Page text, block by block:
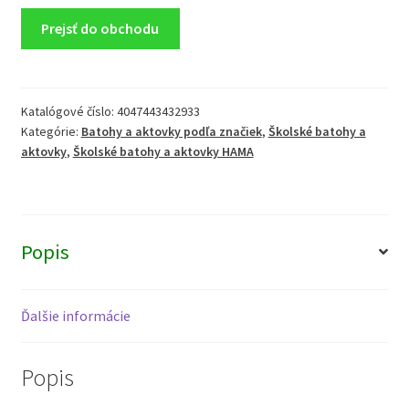
Prejsť do obchodu
Katalógové číslo: 4047443432933
Kategórie: Batohy a aktovky podľa značiek, Školské batohy a
aktovky, Školské batohy a aktovky HAMA
Popis
Ďalšie informácie
Popis